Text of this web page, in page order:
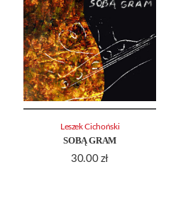
SOBĄ GRAM
30.00 zł
Leszek Cichoński